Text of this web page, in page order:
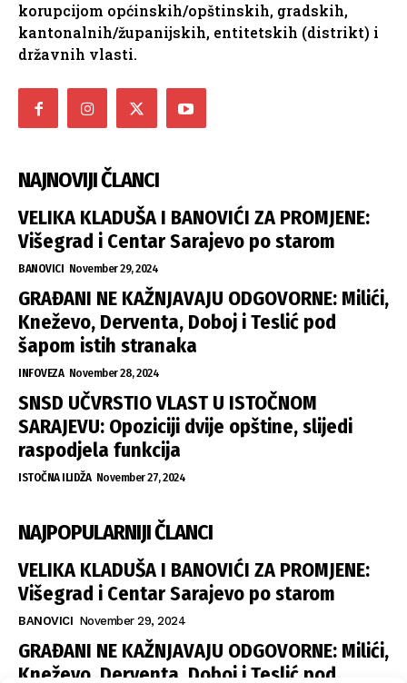
korupcijom općinskih/opštinskih, gradskih,
kantonalnih/županijskih, entitetskih (distrikt) i
državnih vlasti.
NAJNOVIJI ČLANCI
VELIKA KLADUŠA I BANOVIĆI ZA PROMJENE:
Višegrad i Centar Sarajevo po starom
BANOVICI November 29, 2024
GRAĐANI NE KAŽNJAVAJU ODGOVORNE: Milići,
Kneževo, Derventa, Doboj i Teslić pod
šapom istih stranaka
INFOVEZA November 28, 2024
SNSD UČVRSTIO VLAST U ISTOČNOM
SARAJEVU: Opoziciji dvije opštine, slijedi
raspodjela funkcija
ISTOČNA ILIDŽA November 27, 2024
NAJPOPULARNIJI ČLANCI
VELIKA KLADUŠA I BANOVIĆI ZA PROMJENE:
Višegrad i Centar Sarajevo po starom
BANOVICI November 29, 2024
GRAĐANI NE KAŽNJAVAJU ODGOVORNE: Milići,
Kneževo, Derventa, Doboj i Teslić pod